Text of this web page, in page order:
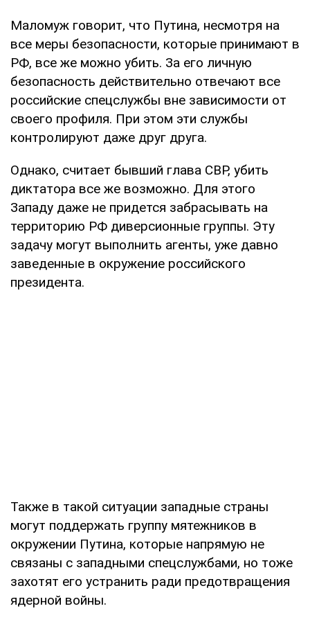
Маломуж говорит, что Путина, несмотря на
все меры безопасности, которые принимают в
РФ, все же можно убить. За его личную
безопасность действительно отвечают все
российские спецслужбы вне зависимости от
своего профиля. При этом эти службы
контролируют даже друг друга.
Однако, считает бывший глава СВР, убить
диктатора все же возможно. Для этого
Западу даже не придется забрасывать на
территорию РФ диверсионные группы. Эту
задачу могут выполнить агенты, уже давно
заведенные в окружение российского
президента.
Также в такой ситуации западные страны
могут поддержать группу мятежников в
окружении Путина, которые напрямую не
связаны с западными спецслужбами, но тоже
захотят его устранить ради предотвращения
ядерной войны.